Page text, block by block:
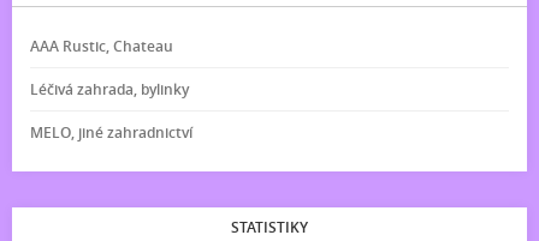
AAA Rustic, Chateau
Léčivá zahrada, bylinky
MELO, jiné zahradnictví
STATISTIKY